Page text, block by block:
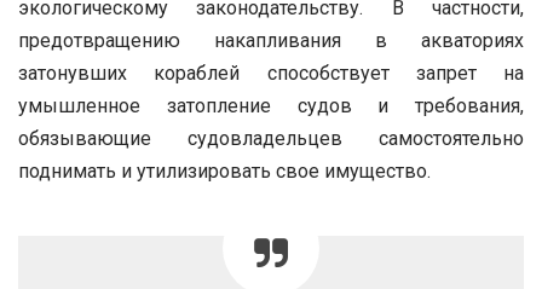
экологическому законодательству. В частности,
предотвращению накапливания в акваториях
затонувших кораблей способствует запрет на
умышленное затопление судов и требования,
обязывающие судовладельцев самостоятельно
поднимать и утилизировать свое имущество.